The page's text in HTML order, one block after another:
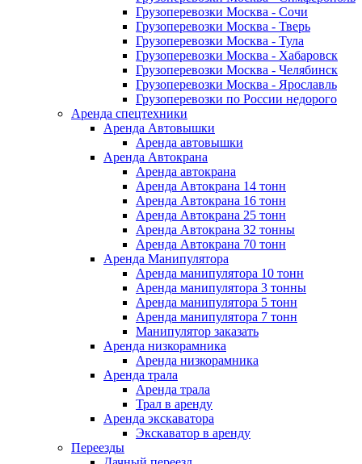
Грузоперевозки Москва - Сочи
Грузоперевозки Москва - Тверь
Грузоперевозки Москва - Тула
Грузоперевозки Москва - Хабаровск
Грузоперевозки Москва - Челябинск
Грузоперевозки Москва - Ярославль
Грузоперевозки по России недорого
Аренда спецтехники
Аренда Автовышки
Аренда автовышки
Аренда Автокрана
Аренда автокрана
Аренда Автокрана 14 тонн
Аренда Автокрана 16 тонн
Аренда Автокрана 25 тонн
Аренда Автокрана 32 тонны
Аренда Автокрана 70 тонн
Аренда Манипулятора
Аренда манипулятора 10 тонн
Аренда манипулятора 3 тонны
Аренда манипулятора 5 тонн
Аренда манипулятора 7 тонн
Манипулятор заказать
Аренда низкорамника
Аренда низкорамника
Аренда трала
Аренда трала
Трал в аренду
Аренда экскаватора
Экскаватор в аренду
Переезды